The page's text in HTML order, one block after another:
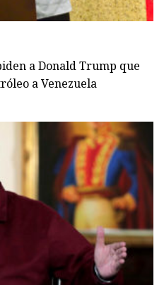
a Donald Trump que
a Venezuela